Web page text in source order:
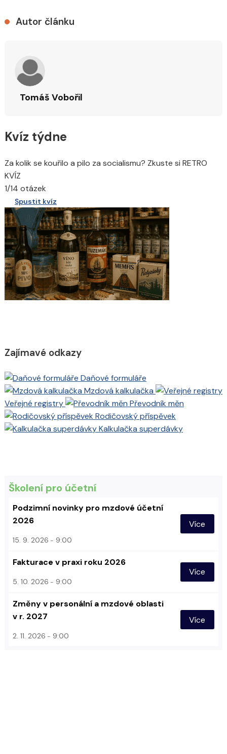
Autor článku
Tomáš Vobořil
Kvíz týdne
Za kolik se kouřilo a pilo za socialismu? Zkuste si RETRO
KVÍZ
1/14 otázek
Spustit kvíz
Zajímavé odkazy
Daňové formuláře
Mzdová kalkulačka
Veřejné registry
Převodník měn
Rodičovský příspěvek
Kalkulačka superdávky
Školení pro účetní
Podzimní novinky pro mzdové účetní
2026
15. 9. 2026 9:00
Více
Fakturace v praxi roku 2026
5. 10. 2026 9:00
Více
Změny v personální a mzdové oblasti
v r. 2027
2. 11. 2026 9:00
Více